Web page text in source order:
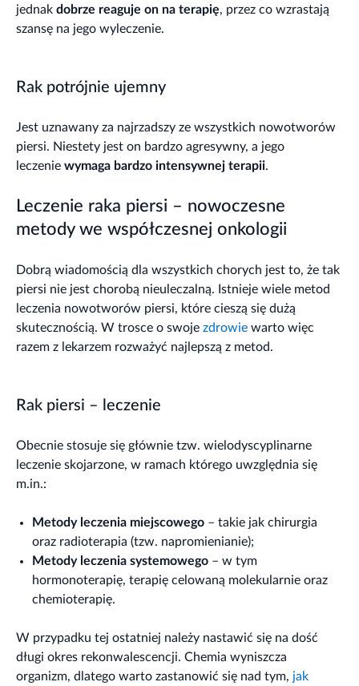
jednak dobrze reaguje on na terapię, przez co wzrastają
szansę na jego wyleczenie.
Rak potrójnie ujemny
Jest uznawany za najrzadszy ze wszystkich nowotworów
piersi. Niestety jest on bardzo agresywny, a jego
leczenie wymaga bardzo intensywnej terapii.
Leczenie raka piersi – nowoczesne
metody we współczesnej onkologii
Dobrą wiadomością dla wszystkich chorych jest to, że tak
piersi nie jest chorobą nieuleczalną. Istnieje wiele metod
leczenia nowotworów piersi, które cieszą się dużą
skutecznością. W trosce o swoje zdrowie warto więc
razem z lekarzem rozważyć najlepszą z metod.
Rak piersi – leczenie
Obecnie stosuje się głównie tzw. wielodyscyplinarne
leczenie skojarzone, w ramach którego uwzględnia się
m.in.:
Metody leczenia miejscowego – takie jak chirurgia
oraz radioterapia (tzw. napromienianie);
Metody leczenia systemowego – w tym
hormonoterapię, terapię celowaną molekularnie oraz
chemioterapię.
W przypadku tej ostatniej należy nastawić się na dość
długi okres rekonwalescencji. Chemia wyniszcza
organizm, dlatego warto zastanowić się nad tym, jak